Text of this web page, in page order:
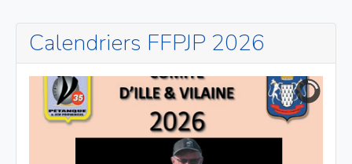
Calendriers FFPJP 2026